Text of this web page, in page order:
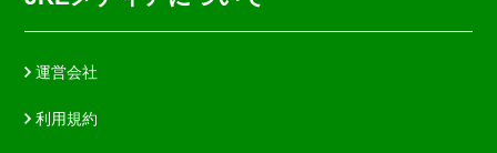
運営会社
利用規約